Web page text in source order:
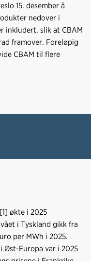
15. desember å
nedover i
inkludert, slik at CBAM
framover. Foreløpig
CBAM til flere
økte i 2025
i Tyskland gikk fra
per MWh i 2025.
Øst-Europa var i 2025